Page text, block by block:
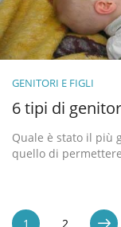
GENITORI E FIGLI
6 tipi di
Quale è stato il più
quello di
1 2